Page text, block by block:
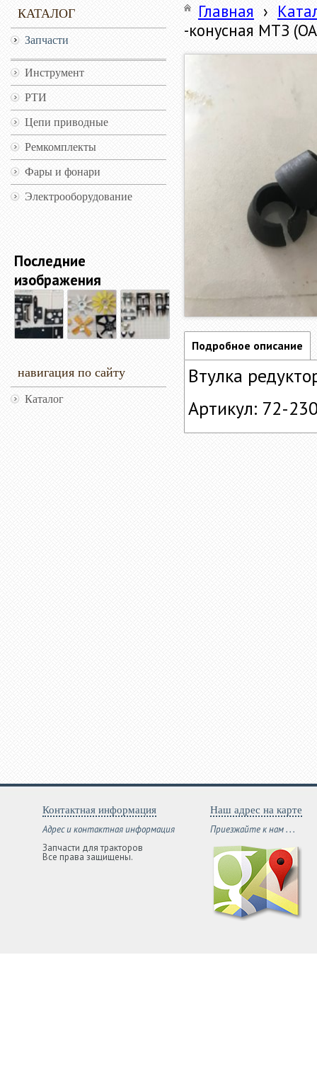
КАТАЛОГ
Запчасти
Инструмент
РТИ
Цепи приводные
Ремкомплекты
Фары и фонари
Электрооборудование
Последние
изображения
навигация по сайту
Каталог
Главная ›
-конусная МТЗ
Подробное описание
Втулка
Артикул: 72-
Контактная информация
Адрес и контактная информация
Запчасти для тракторов
Все права защищены.
Наш адрес на карте
Приезжайте к нам . . .